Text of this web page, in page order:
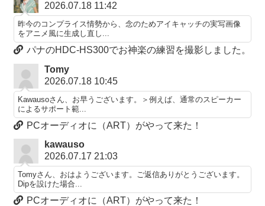
2026.07.18 11:42
昨今のコンプライス情勢から、念のためアイキャッチの実写画像
をアニメ風に生成し直し...
パナのHDC-HS300でお神楽の練習を撮影しました。
Tomy
2026.07.18 10:45
Kawausoさん、お早うございます。＞例えば、通常のスピーカー
によるサポート範...
PCオーディオに（ART）がやって来た！
kawauso
2026.07.17 21:03
Tomyさん、おはようございます。ご返信ありがとうございます。
Dipを設けた場合...
PCオーディオに（ART）がやって来た！